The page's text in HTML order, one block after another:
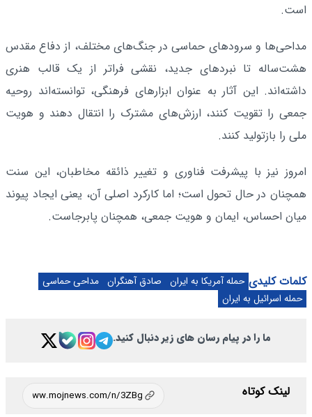
است.
مداحی‌ها و سرودهای حماسی در جنگ‌های مختلف، از دفاع مقدس
هشت‌ساله تا نبردهای جدید، نقشی فراتر از یک قالب هنری
داشته‌اند. این آثار به عنوان ابزارهای فرهنگی، توانسته‌اند روحیه
جمعی را تقویت کنند، ارزش‌های مشترک را انتقال دهند و هویت
ملی را بازتولید کنند.
امروز نیز با پیشرفت فناوری و تغییر ذائقه مخاطبان، این سنت
همچنان در حال تحول است؛ اما کارکرد اصلی آن، یعنی ایجاد پیوند
میان احساس، ایمان و هویت جمعی، همچنان پابرجاست.
کلمات کلیدی حمله آمریکا به ایران صادق آهنگران مداحی حماسی
حمله اسرائیل به ایران
ما را در پیام رسان های زیر دنبال کنید.
لینک کوتاه